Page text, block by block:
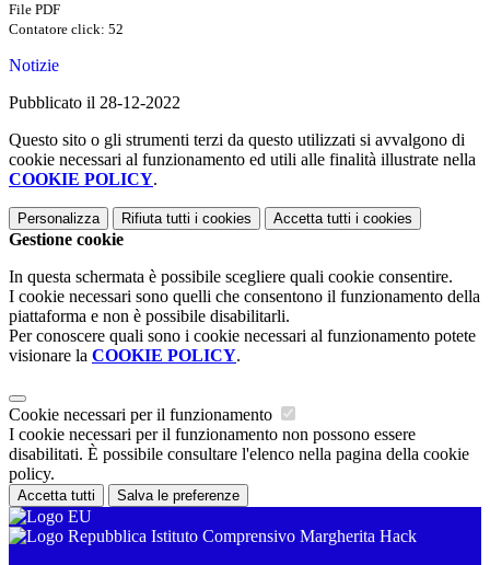
File PDF
Contatore click: 52
Notizie
Pubblicato il 28-12-2022
Questo sito o gli strumenti terzi da questo utilizzati si avvalgono di
cookie necessari al funzionamento ed utili alle finalità illustrate nella
COOKIE POLICY.
Personalizza Rifiuta tutti i cookies Accetta tutti i cookies
Gestione cookie
In questa schermata è possibile scegliere quali cookie consentire.
I cookie necessari sono quelli che consentono il funzionamento della
piattaforma e non è possibile disabilitarli.
Per conoscere quali sono i cookie necessari al funzionamento potete
visionare la COOKIE POLICY.
Cookie necessari per il funzionamento
I cookie necessari per il funzionamento non possono essere
disabilitati. È possibile consultare l'elenco nella pagina della cookie
policy.
Accetta tutti Salva le preferenze
Istituto Comprensivo Margherita Hack